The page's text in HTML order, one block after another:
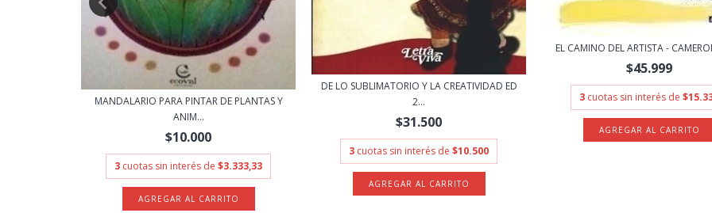
MANDALARIO PARA PINTAR DE PLANTAS Y
ANIM...
$10.000
3 cuotas sin interés de $3.333,33
DE LO SUBLIMATORIO Y LA CREATIVIDAD ED
2...
$31.500
3 cuotas sin interés de $10.500
EL CAMINO DEL ARTISTA -
$45.999
3 cuotas sin interés de